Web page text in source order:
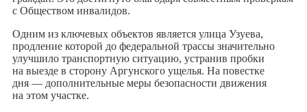
с Обществом инвалидов.
Одним из ключевых объектов является улица Узуева,
продление которой до федеральной трассы значительно
улучшило транспортную ситуацию, устранив пробки
на выезде в сторону Аргунского ущелья. На повестке
дня — дополнительные меры безопасности движения
на этом участке.